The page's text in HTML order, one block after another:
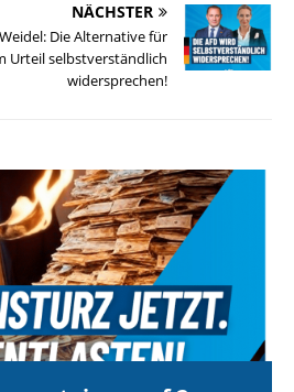
NÄCHSTER
Die Alternative für
Urteil selbstverständlich
widersprechen!